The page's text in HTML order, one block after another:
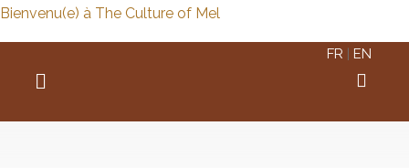
Bienvenu(e) à The Culture of Mel
FR |EN